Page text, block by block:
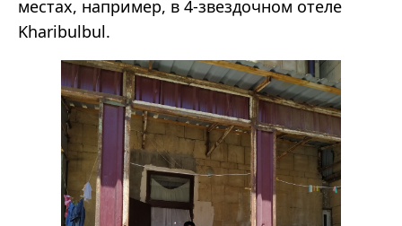
местах, например, в 4-звездочном отеле
Kharibulbul.